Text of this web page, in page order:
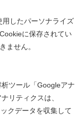
したパーソナライズ
に保存されてい
ません。
ツール「Googleアナ
リティクスは、
クデータを収集して